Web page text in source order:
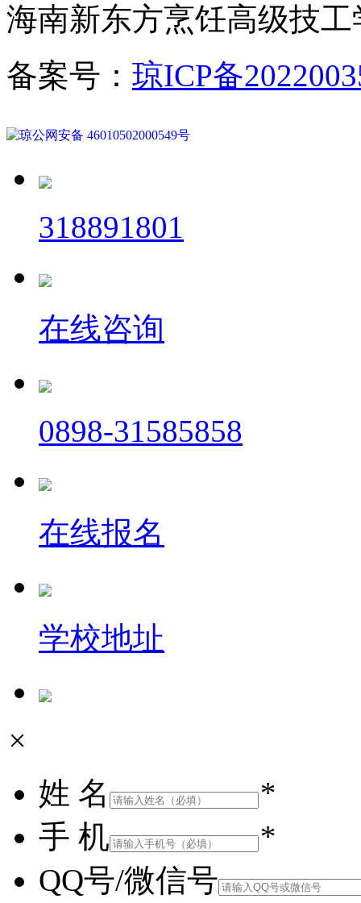
海南新东方烹饪高级技
备案号： 琼ICP备
琼公网安备 46010502000549号
318891801
在线咨询
0898-31585858
在线报名
学校地址
×
姓 名
*
手 机
*
QQ号/微信号